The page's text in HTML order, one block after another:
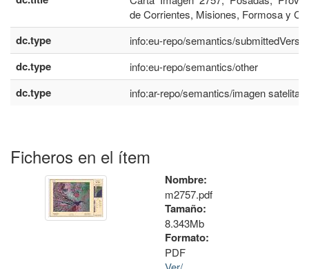
de Corrientes, Misiones, Formosa y
dc.type info:eu-repo/semantics/
dc.type info:eu-repo/semantics/other
dc.type info:ar-repo/semantics/imagen satelital
Ficheros en el ítem
Nombre:
m2757.pdf
Tamaño:
8.343Mb
Formato:
PDF